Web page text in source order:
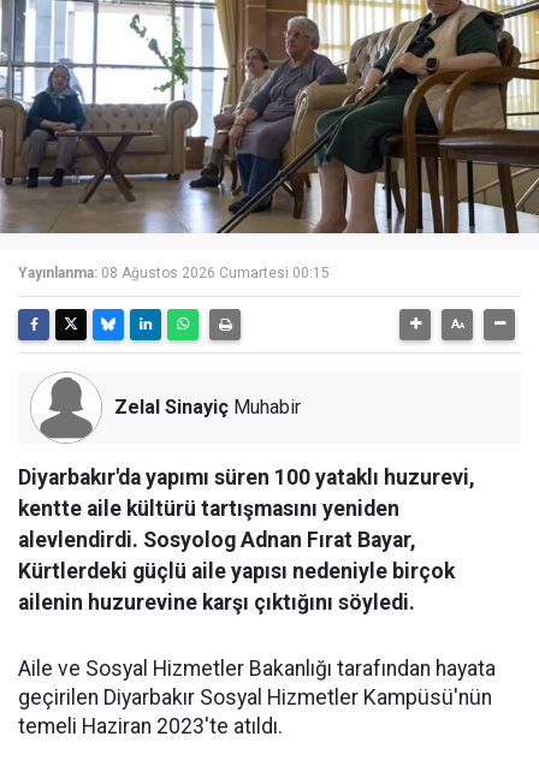
Yayınlanma: 08 Ağustos 2026 Cumartesi 00:15
Zelal Sinayiç Muhabir
Diyarbakır'da yapımı süren 100 yataklı huzurevi,
kentte aile kültürü tartışmasını yeniden
alevlendirdi. Sosyolog Adnan Fırat Bayar,
Kürtlerdeki güçlü aile yapısı nedeniyle birçok
ailenin huzurevine karşı çıktığını söyledi.
Aile ve Sosyal Hizmetler Bakanlığı tarafından hayata
geçirilen Diyarbakır Sosyal Hizmetler Kampüsü'nün
temeli Haziran 2023'te atıldı.